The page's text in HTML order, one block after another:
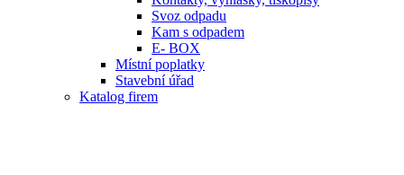
Svoz odpadu
Kam s odpadem
E- BOX
Místní poplatky
Stavební úřad
Katalog firem